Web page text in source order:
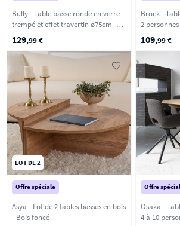
Bully - Table basse ronde en verre
trempé et effet travertin ø75cm -
Beige
129,99 €
Brock -
109,99 €
LOT DE 2
Offre spéciale
Asya - Lot de 2 tables basses en bois
- Bois foncé
Offre
Osaka -
4 à 10